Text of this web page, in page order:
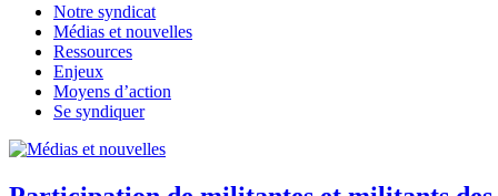
Notre syndicat
Médias et nouvelles
Ressources
Enjeux
Moyens d’action
Se syndiquer